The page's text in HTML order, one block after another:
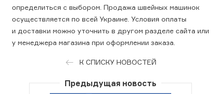
определиться с выбором. Продажа швейных машинок
осуществляется по всей Украине. Условия оплаты
и доставки можно уточнить в другом разделе сайта или
у менеджера магазина при оформлении заказа.
К СПИСКУ НОВОСТЕЙ
Предыдущая новость